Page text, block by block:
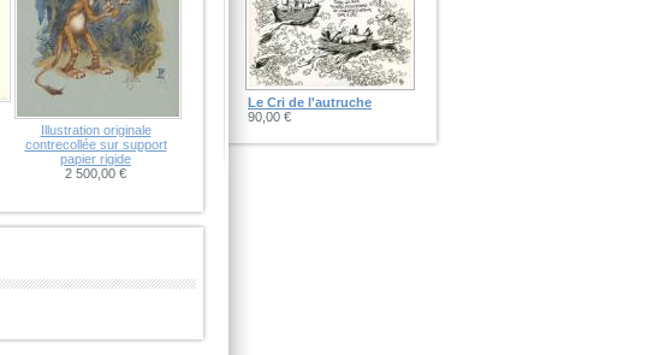
Illustration originale
contrecollée sur support
papier rigide
2 500,00 €
Le Cri de l'autruche
90,00 €